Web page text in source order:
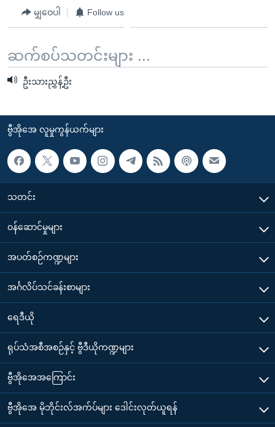
မျှဝေပါ Follow us
ဆက်စပ်သတင်းများ ...
ဦးသားညွှန့်ဦး
ဗွီအိုအေ လူမှုကွန်ယက်များ
သတင်း
၀န်ဆောင်မှုများ
အပတ်စဉ်ကဏ္ဍများ
အင်္ဂလိပ်သင်ခန်းစာများ
ရေဒီယို
ရုပ်သံအစီအစဉ်နှင့် ဗွီဒီယိုကဏ္ဍများ
ဗွီအိုအေအကြောင်း
ဗွီအိုအေ မိုဘိုင်းလ်အက်ပ်များ ဒေါင်းလုတ်ယူရန်